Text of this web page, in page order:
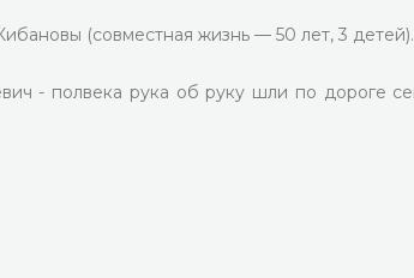
(совместная жизнь — 50 лет, 3 детей).
- полвека рука об руку шли по дороге